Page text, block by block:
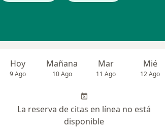
Hoy
9 Ago
Mañana
10 Ago
Mar
11 Ago
Mié
12 Ago
La reserva de citas en línea no está
disponible